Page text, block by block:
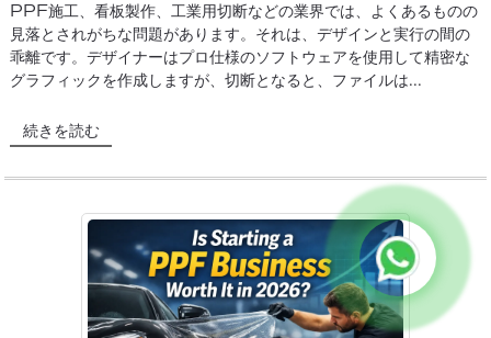
PPF施工、看板製作、工業用切断などの業界では、よくあるものの
見落とされがちな問題があります。それは、デザインと実行の間の
乖離です。デザイナーはプロ仕様のソフトウェアを使用して精密な
グラフィックを作成しますが、切断となると、ファイルは...
続きを読む